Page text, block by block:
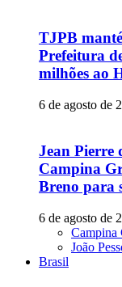
TJPB
Prefeitura
milhões ao
6 de agosto de
Jean Pierre
Campina
Breno para
6 de agosto de
Campina
João
Brasil